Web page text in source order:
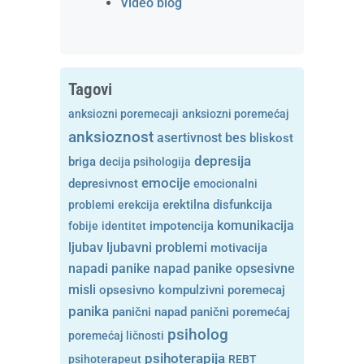
Tagovi
anksiozni poremecaji anksiozni poremećaj
anksioznost asertivnost bes bliskost
briga decija psihologija depresija
depresivnost emocije emocionalni
problemi erekcija erektilna disfunkcija
fobije identitet impotencija komunikacija
ljubav ljubavni problemi motivacija
napadi panike napad panike opsesivne
misli opsesivno kompulzivni poremecaj
panika panični napad panični poremećaj
poremećaj ličnosti psiholog
psihoterapeut psihoterapija REBT